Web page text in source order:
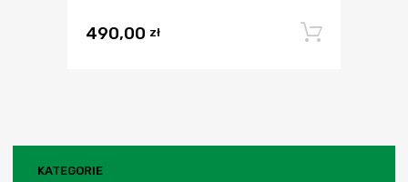
490,00 zł
KATEGORIE